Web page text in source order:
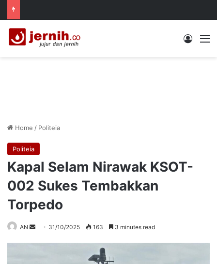
Log In
Home / Politeia
Politeia
Kapal Selam Nirawak KSOT-
002 Sukes Tembakkan
Torpedo
AN
Send 31/10/2025 163 3 minutes read